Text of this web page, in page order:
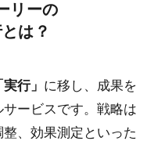
リーの
は？
実行」 に移し、成果を
ービスです。戦略は
、効果測定といった